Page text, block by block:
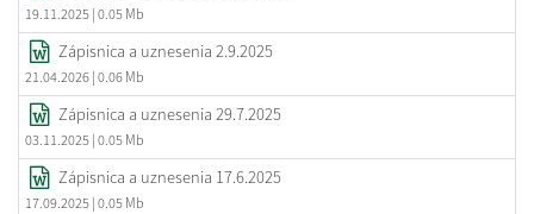
19.11.2025 | 0.05 Mb
Zápisnica a uznesenia 2.9.2025
21.04.2026 | 0.06 Mb
Zápisnica a uznesenia 29.7.2025
03.11.2025 | 0.05 Mb
Zápisnica a uznesenia 17.6.2025
17.09.2025 | 0.05 Mb